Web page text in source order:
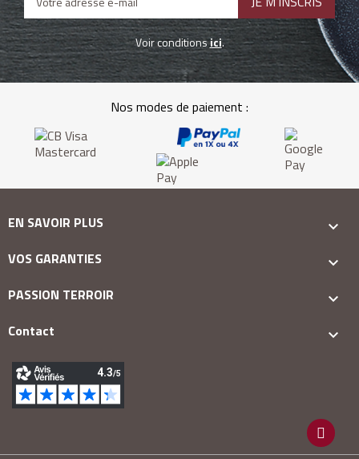
Voir conditionsici.
Nos modes de paiement :
EN SAVOIR PLUS

VOS GARANTIES

PASSION TERROIR

Contact
